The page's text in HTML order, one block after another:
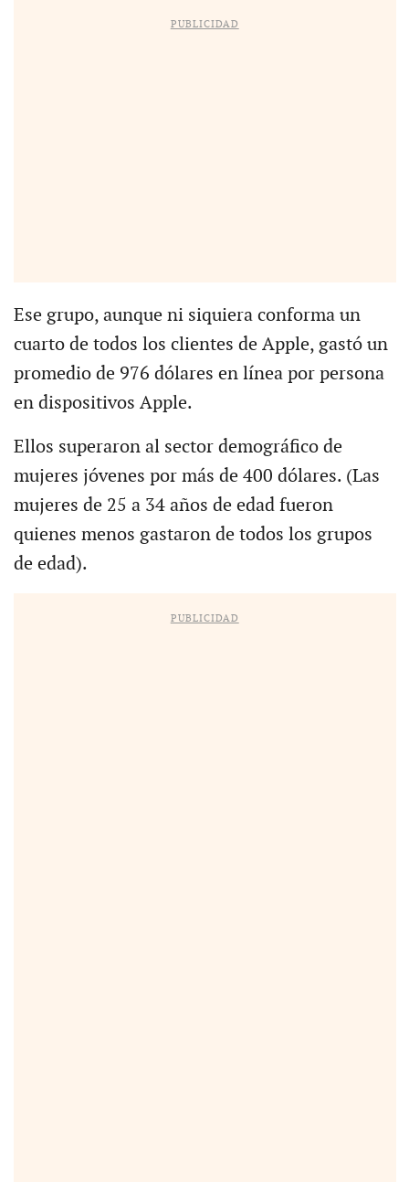
PUBLICIDAD
Ese grupo, aunque ni siquiera conforma un
cuarto de todos los clientes de Apple, gastó un
promedio de 976 dólares en línea por persona
en dispositivos Apple.
Ellos superaron al sector demográfico de
mujeres jóvenes por más de 400 dólares. (Las
mujeres de 25 a 34 años de edad fueron
quienes menos gastaron de todos los grupos
de edad).
PUBLICIDAD